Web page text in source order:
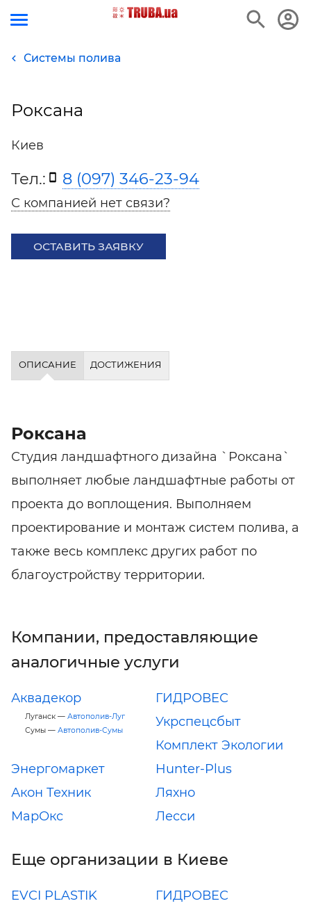
Системы полива
Роксана
Киев
Тел.: 8 (097) 346-23-94
С компанией нет связи?
ОСТАВИТЬ ЗАЯВКУ
ОПИСАНИЕ ДОСТИЖЕНИЯ
Роксана
Студия ландшафтного дизайна `Роксана`
выполняет любые ландшафтные работы от
проекта до воплощения. Выполняем
проектирование и монтаж систем полива, а
также весь комплекс других работ по
благоустройству территории.
Компании, предоставляющие
аналогичные услуги
Аквадекор
Луганск — Автополив-Луг
Сумы — Автополив-Сумы
ГИДРОВЕС
Укрспецсбыт
Комплект Экологии
Энергомаркет
Hunter-Plus
Акон Техник
Ляхно
МарОкс
Лесси
Еще организации в Киеве
EVCI PLASTIK
ГИДРОВЕС